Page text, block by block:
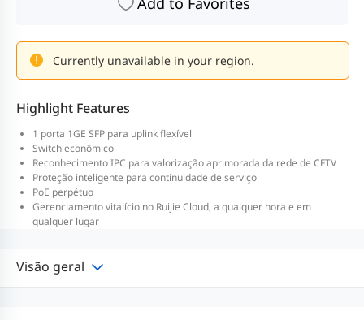
Currently unavailable in your region.
Highlight Features
1 porta 1GE SFP para uplink flexível
Switch econômico
Reconhecimento IPC para valorização aprimorada da rede de CFTV
Proteção inteligente para continuidade de serviço
PoE perpétuo
Gerenciamento vitalício no Ruijie Cloud, a qualquer hora e em
qualquer lugar
Visão geral